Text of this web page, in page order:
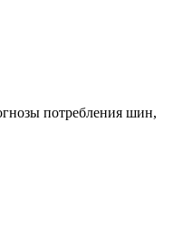
потребления шин,